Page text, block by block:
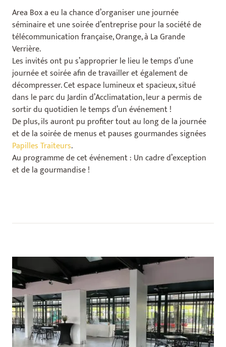
Area Box a eu la chance d’organiser une journée
séminaire et une soirée d’entreprise pour la société de
télécommunication française, Orange, à La Grande
Verrière.
Les invités ont pu s’approprier le lieu le temps d’une
journée et soirée afin de travailler et également de
décompresser. Cet espace lumineux et spacieux, situé
dans le parc du Jardin d’Acclimatation, leur a permis de
sortir du quotidien le temps d’un événement !
De plus, ils auront pu profiter tout au long de la journée
et de la soirée de menus et pauses gourmandes signées
Papilles Traiteurs.
Au programme de cet événement : Un cadre d’exception
et de la gourmandise !